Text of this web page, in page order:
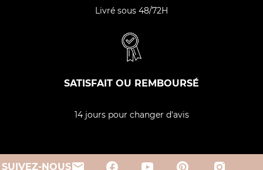
Livré sous 48/72H
SATISFAIT OU REMBOURSÉ
14 jours pour changer d'avis
SUIVEZ-NOUSemail